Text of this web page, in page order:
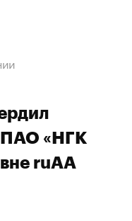
ПАО «НГК
ruAA